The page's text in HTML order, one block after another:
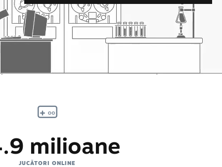
milioane
JUCĂTORI ONLINE